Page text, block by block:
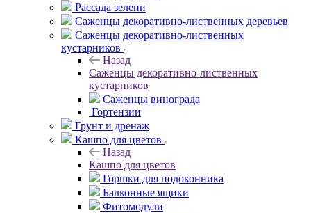
Рассада зелени
Саженцы декоративно-лиственных деревьев
Саженцы декоративно-лиственных
кустарников
Назад
Саженцы декоративно-лиственных
кустарников
Саженцы винограда
Гортензии
Грунт и дренаж
Кашпо для цветов
Назад
Кашпо для цветов
Горшки для подоконника
Балконные ящики
Фитомодули